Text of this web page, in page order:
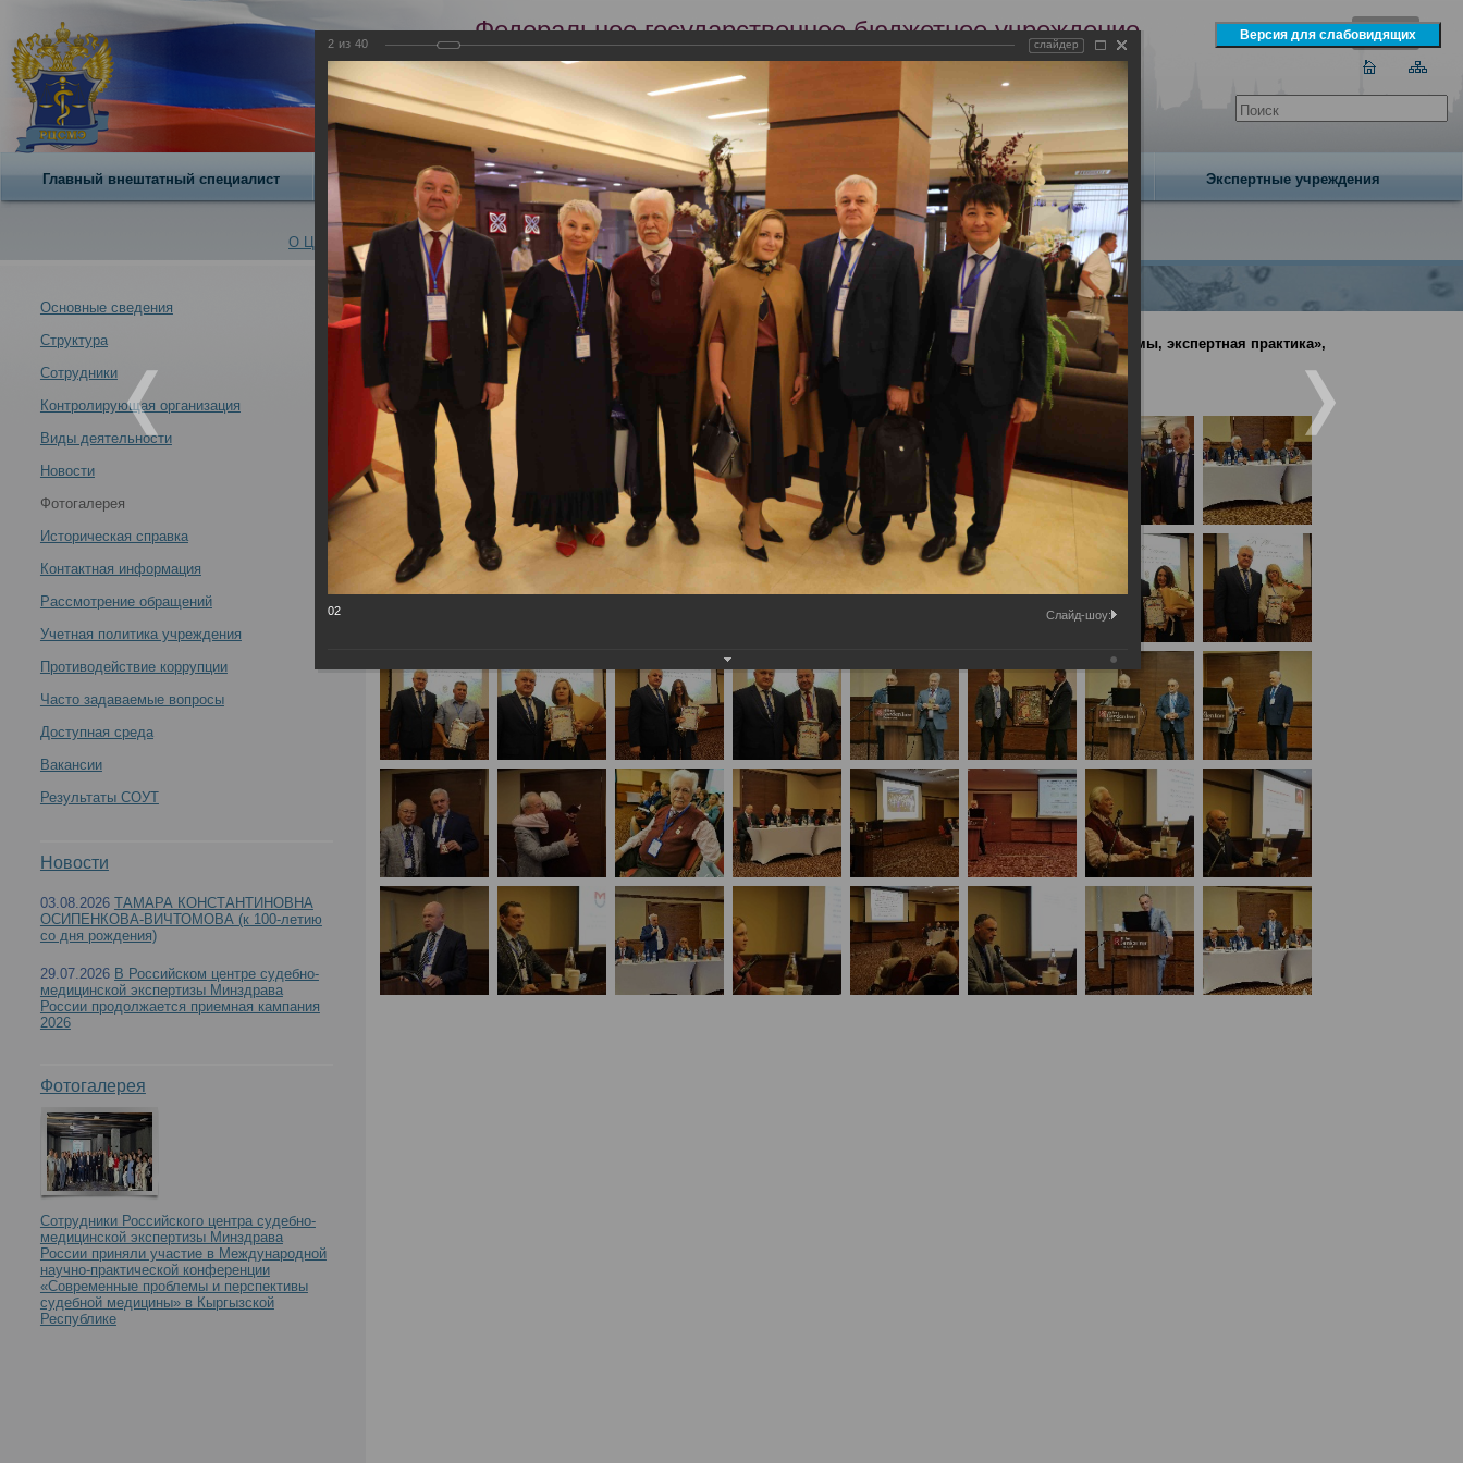
Федеральное государственное бюджетное учреждение
Российский центр судебно-медицинской экспертизы
Минздрава России
Сегодня 5 августа 2026 года
Главный внештатный специалист О центре Научная деятельность Экспертиза Образование Издательство Экспертные учреждения
О Центре -
Сотрудники РЦСМЭ 08-09.09.2022 приняли участие в
Конференции «Судебная медицина: вопросы,
проблемы, экспертная практика», проведенной
Межрегиональной общественной организацией
«Судебные медики Сибири» -
Сотрудники РЦСМЭ 08-09.09.2022 приняли участие в Конференции «Судебная медицина: вопросы, проблемы, экспертная практика»,
проведенной Межрегиональной общественной организацией «Судебные медики Сибири»
Основные сведения
Структура
Сотрудники
Контролирующая организация
Виды деятельности
Новости
Фотогалерея
Историческая справка
Контактная информация
Рассмотрение обращений
Учетная политика учреждения
Противодействие коррупции
Часто задаваемые вопросы
Доступная среда
Вакансии
Результаты СОУТ
Новости
03.08.2026 ТАМАРА КОНСТАНТИНОВНА
ОСИПЕНКОВА-ВИЧТОМОВА (к 100-летию
со дня рождения)
29.07.2026 В Российском центре судебно-
медицинской экспертизы Минздрава
России продолжается приемная кампания
2026
Фотогалерея
Сотрудники Российского центра судебно-
медицинской экспертизы Минздрава
России приняли участие в Международной
научно-практической конференции
«Современные проблемы и перспективы
судебной медицины» в Кыргызской
Республике
Альбомы
Сотрудники РЦСМЭ 08-09.09.2022 приняли участие в Конференции «Судебная медицина: вопросы, проблемы, экспертная практика»,
проведенной Межрегиональной общественной организацией «Судебные медики Сибири»
12.09.2022
2 из 40 слайдер
02 Слайд-шоу: